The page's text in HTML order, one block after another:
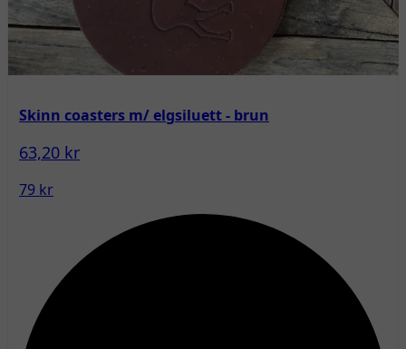
Skinn coasters m/ elgsiluett - brun
63,20 kr
79 kr